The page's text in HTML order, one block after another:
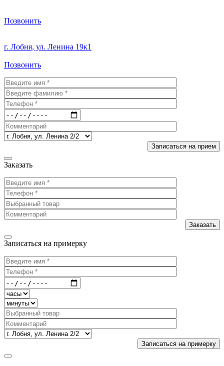
Позвонить
г. Лобня, ул. Ленина 19к1
Позвонить
Заказать
Записаться на примерку